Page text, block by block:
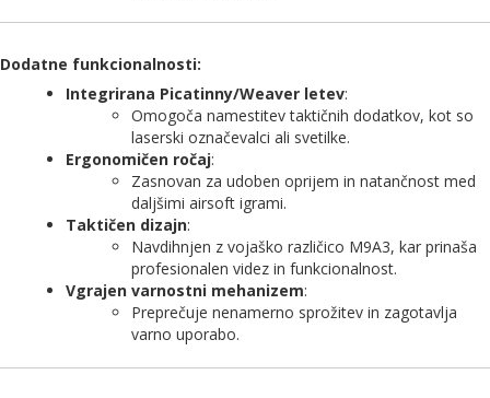
Dodatne funkcionalnosti:
Integrirana Picatinny/Weaver letev:
Omogoča namestitev taktičnih dodatkov, kot so
laserski označevalci ali svetilke.
Ergonomičen ročaj:
Zasnovan za udoben oprijem in natančnost med
daljšimi airsoft igrami.
Taktičen dizajn:
Navdihnjen z vojaško različico M9A3, kar prinaša
profesionalen videz in funkcionalnost.
Vgrajen varnostni mehanizem:
Preprečuje nenamerno sprožitev in zagotavlja
varno uporabo.